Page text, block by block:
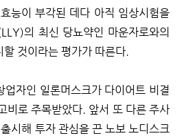
능이 부각된 데다 아직 임상시험을
의 최신 당뇨약인 마운자로와의
것이라는 평가가 따른다.
자인 일론머스크가 다이어트 비결
비로 주목받았다. 앞서 또 다른 주사
출시해 투자 관심을 끈 노보 노디스크